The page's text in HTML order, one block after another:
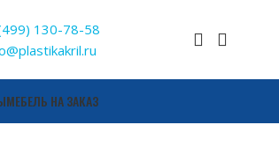
130-78-58
МЕБЕЛЬ НА ЗАКАЗ